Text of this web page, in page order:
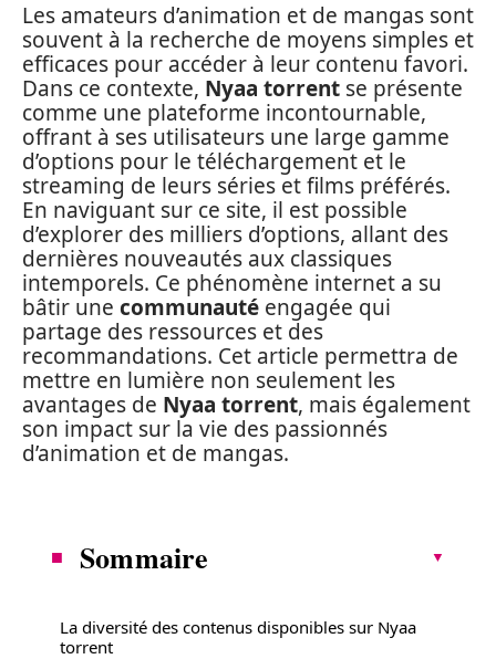
Les amateurs d’animation et de mangas sont
souvent à la recherche de moyens simples et
efficaces pour accéder à leur contenu favori.
Dans ce contexte, Nyaa torrent se présente
comme une plateforme incontournable,
offrant à ses utilisateurs une large gamme
d’options pour le téléchargement et le
streaming de leurs séries et films préférés.
En naviguant sur ce site, il est possible
d’explorer des milliers d’options, allant des
dernières nouveautés aux classiques
intemporels. Ce phénomène internet a su
bâtir une communauté engagée qui
partage des ressources et des
recommandations. Cet article permettra de
mettre en lumière non seulement les
avantages de Nyaa torrent, mais également
son impact sur la vie des passionnés
d’animation et de mangas.
Sommaire
La diversité des contenus disponibles sur Nyaa
torrent